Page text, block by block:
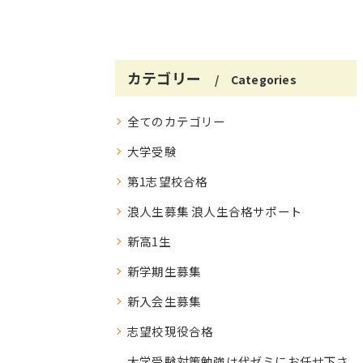
カテゴリー Categories
全てのカテゴリー
大学受験
第1志望校合格
浪人生募集 浪人生合格サポート
新高1生
新学期生募集
新入会生募集
志望校現役合格